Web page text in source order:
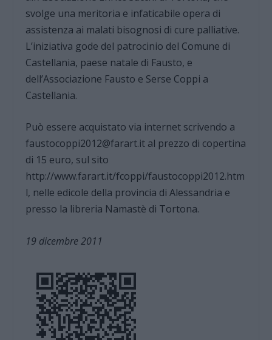
svolge una meritoria e infaticabile opera di
assistenza ai malati bisognosi di cure palliative.
L’iniziativa gode del patrocinio del Comune di
Castellania, paese natale di Fausto, e
dell’Associazione Fausto e Serse Coppi a
Castellania.
Può essere acquistato via internet scrivendo a
faustocoppi2012@farart.it al prezzo di copertina
di 15 euro, sul sito
http://www.farart.it/fcoppi/faustocoppi2012.htm
l, nelle edicole della provincia di Alessandria e
presso la libreria Namastè di Tortona.
19 dicembre 2011